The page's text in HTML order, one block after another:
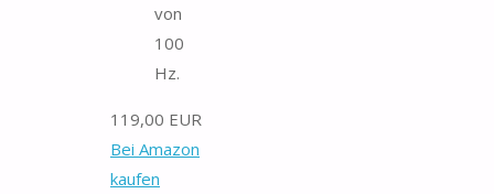
von
100
Hz.
119,00 EUR
Bei Amazon
kaufen